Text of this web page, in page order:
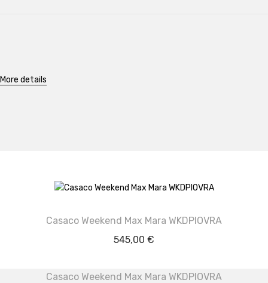
More details
Casaco Weekend Max Mara WKDPIOVRA
545,00 €
Casaco Weekend Max Mara WKDPIOVRA